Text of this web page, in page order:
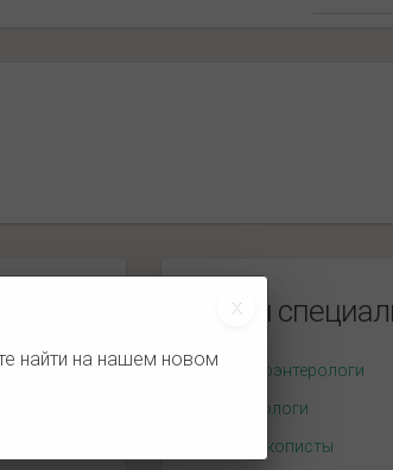
найти на нашем новом
Наши
Гастроэнтерологи
Гепатологи
Эндоскописты